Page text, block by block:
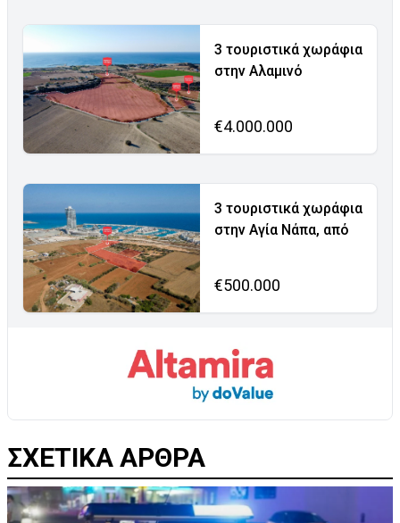
3 τουριστικά χωράφια
στην Αλαμινό
€4.000.000
3 τουριστικά χωράφια
στην Αγία Νάπα, από
€500.000
ΣΧΕΤΙΚΑ ΑΡΘΡΑ